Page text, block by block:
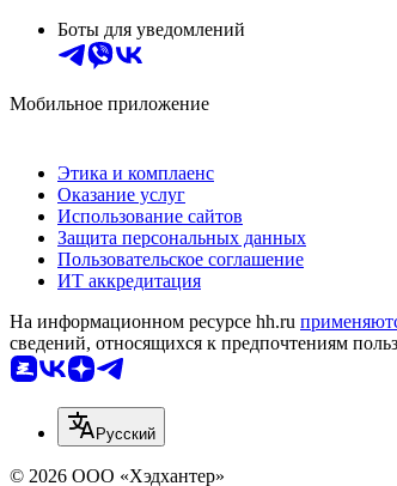
Боты для уведомлений
Мобильное приложение
Этика и комплаенс
Оказание услуг
Использование сайтов
Защита персональных данных
Пользовательское соглашение
ИТ аккредитация
На информационном ресурсе hh.ru
сведений, относящихся к предпочтениям
Русский
© 2026 ООО «Хэдхантер»